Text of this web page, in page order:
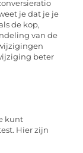
je dat je je
de kop,
van de
beter
kunt
Hier zijn